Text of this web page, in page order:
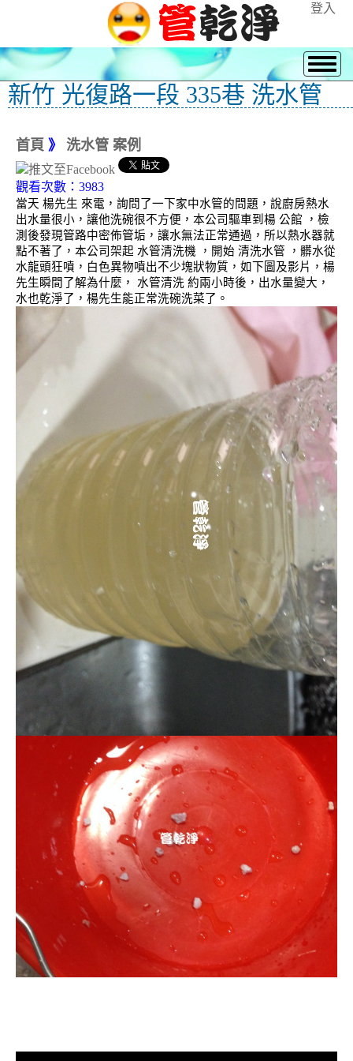
登入
新竹 光復路一段 335巷 洗水管
首頁 》 洗水管 案例
觀看次數：3983
當天 楊先生 來電，詢問了一下家中水管的問題，說廚房熱水
出水量很小，讓他洗碗很不方便，本公司驅車到楊 公館 ，檢
測後發現管路中密佈管垢，讓水無法正常通過，所以熱水器就
點不著了，本公司架起 水管清洗機 ，開始 清洗水管 ，髒水從
水龍頭狂噴，白色異物噴出不少塊狀物質，如下圖及影片，楊
先生瞬間了解為什麼， 水管清洗 約兩小時後，出水量變大，
水也乾淨了，楊先生能正常洗碗洗菜了。